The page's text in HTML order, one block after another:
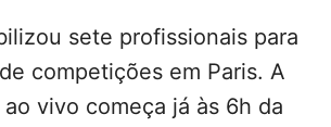
sete profissionais para
competições em Paris. A
vivo começa já às 6h da